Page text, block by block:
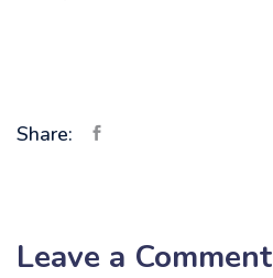
Share:
Leave a Comment